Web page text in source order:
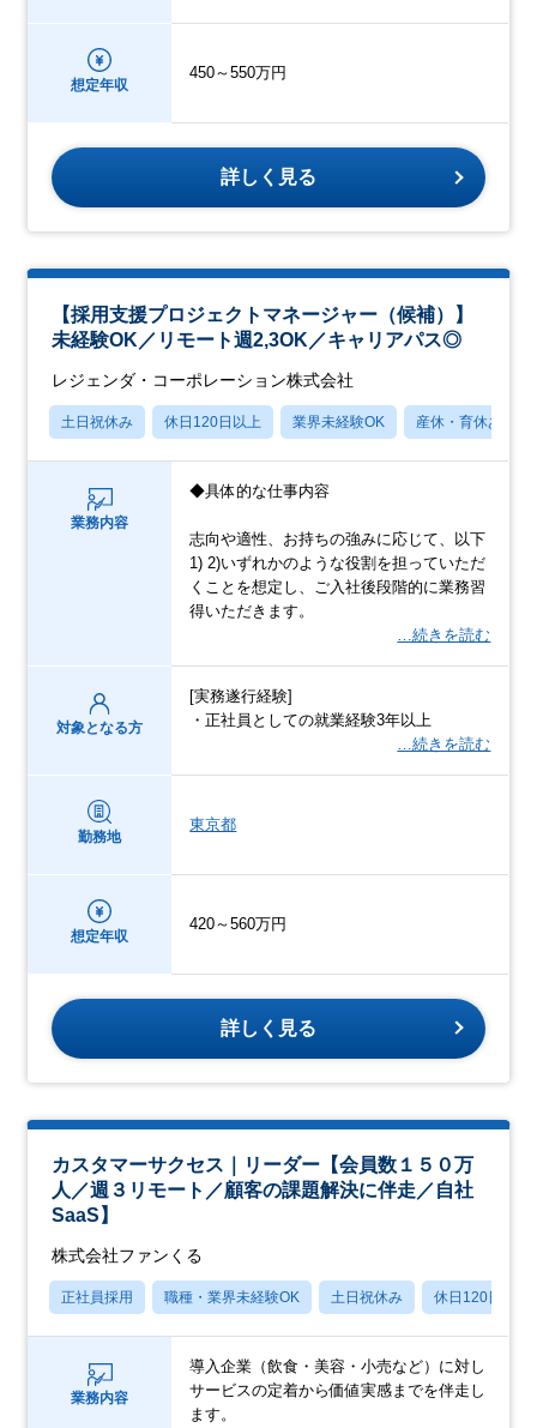
想定年収
450～550万円
詳しく見る
【採用支援プロジェクトマネージャー（候補）】
未経験OK／リモート週2,3OK／キャリアパス◎
レジェンダ・コーポレーション株式会社
土日祝休み 休日120日以上 業界未経験OK 産休・育休あり
業務内容
◆具体的な仕事内容
志向や適性、お持ちの強みに応じて、以下
1) 2)いずれかのような役割を担っていただ
くことを想定し、ご入社後段階的に業務習
得いただきます。
…続きを読む
対象となる方
[実務遂行経験]
・正社員としての就業経験3年以上
…続きを読む
勤務地
東京都
想定年収
420～560万円
詳しく見る
カスタマーサクセス｜リーダー【会員数１５０万
人／週３リモート／顧客の課題解決に伴走／自社
SaaS】
株式会社ファンくる
正社員採用 職種・業界未経験OK 土日祝休み 休日120日以上
業務内容
導入企業（飲食・美容・小売など）に対し
サービスの定着から価値実感までを伴走し
ます。